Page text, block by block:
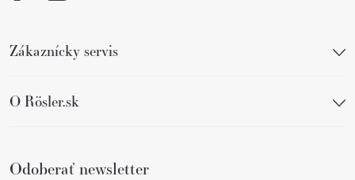
Zákaznícky servis
O Rösler.sk
Odoberať newsletter